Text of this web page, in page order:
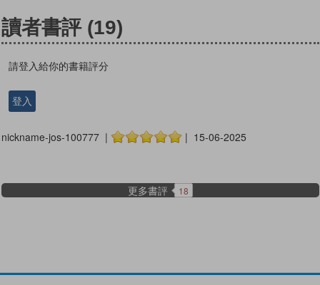
讀者書評 (19)
請登入給你的書籍評分
登入
nickname-jos-100777 | | 15-06-2025
更多書評 18